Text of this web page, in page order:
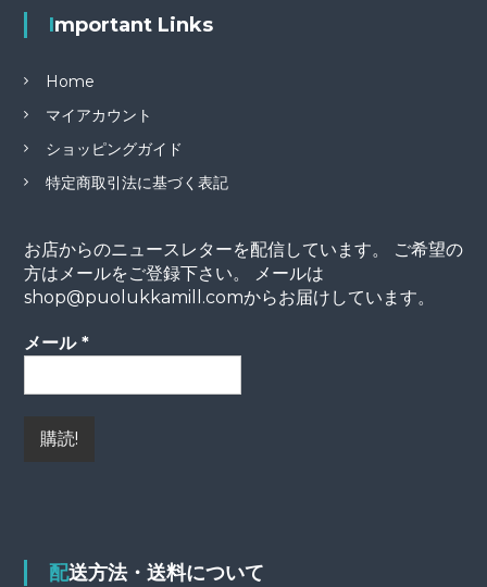
Important Links
Home
マイアカウント
ショッピングガイド
特定商取引法に基づく表記
お店からのニュースレターを配信しています。 ご希望の
方はメールをご登録下さい。 メールは
shop@puolukkamill.comからお届けしています。
メール *
配送方法・送料について